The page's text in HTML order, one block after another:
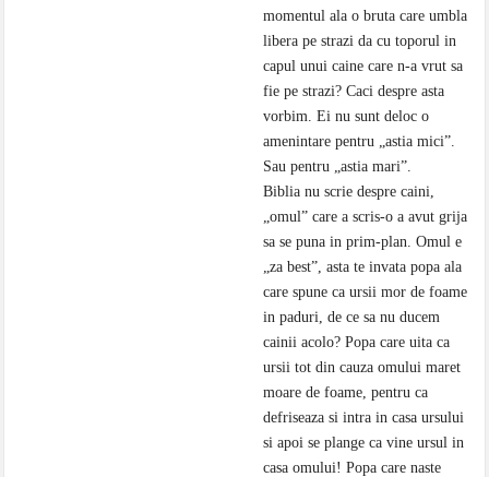
momentul ala o bruta care umbla
libera pe strazi da cu toporul in
capul unui caine care n-a vrut sa
fie pe strazi? Caci despre asta
vorbim. Ei nu sunt deloc o
amenintare pentru „astia mici”.
Sau pentru „astia mari”.
Biblia nu scrie despre caini,
„omul” care a scris-o a avut grija
sa se puna in prim-plan. Omul e
„za best”, asta te invata popa ala
care spune ca ursii mor de foame
in paduri, de ce sa nu ducem
cainii acolo? Popa care uita ca
ursii tot din cauza omului maret
moare de foame, pentru ca
defriseaza si intra in casa ursului
si apoi se plange ca vine ursul in
casa omului! Popa care naste